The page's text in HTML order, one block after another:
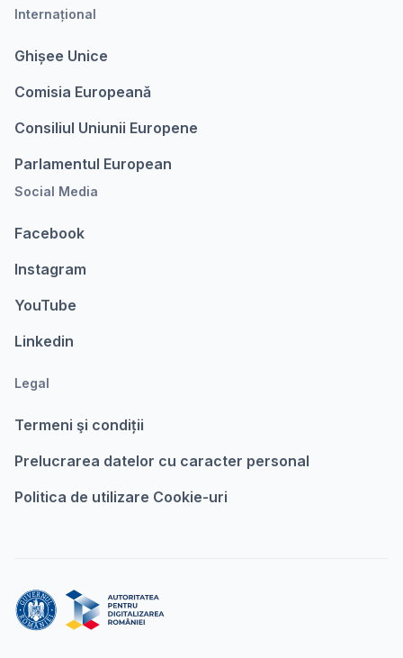
Internațional
Ghișee Unice
Comisia Europeanǎ
Consiliul Uniunii Europene
Parlamentul European
Social Media
Facebook
Instagram
YouTube
Linkedin
Legal
Termeni şi condiții
Prelucrarea datelor cu caracter personal
Politica de utilizare Cookie-uri